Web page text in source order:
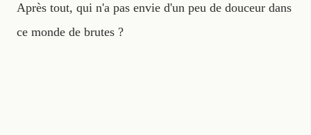
Après tout, qui n'a pas envie d'un peu de douceur dans
ce monde de brutes ?